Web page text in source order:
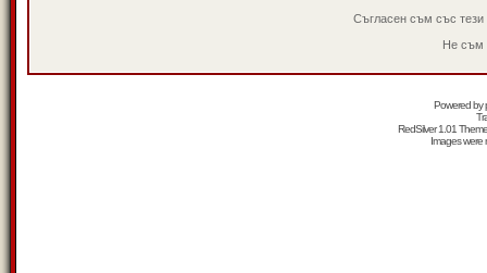
Съгласен съм със
Не съм
Powered by
RedSilver 1.01
Images were